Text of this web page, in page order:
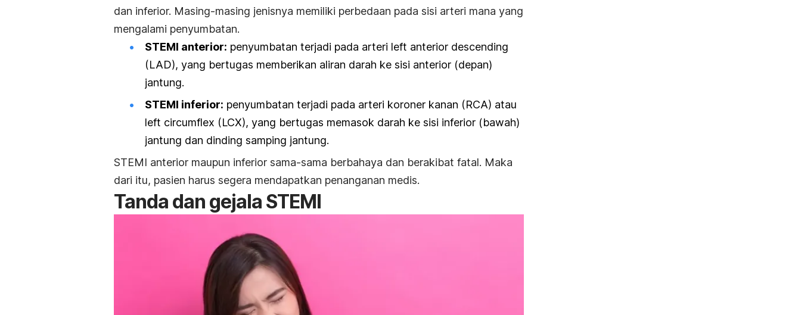
dan inferior. Masing-masing jenisnya memiliki perbedaan pada sisi arteri mana yang
mengalami penyumbatan.
STEMI anterior: penyumbatan terjadi pada arteri left anterior descending
(LAD), yang bertugas memberikan aliran darah ke sisi anterior (depan)
jantung.
STEMI inferior: penyumbatan terjadi pada arteri koroner kanan (RCA) atau
left circumflex (LCX), yang bertugas memasok darah ke sisi inferior (bawah)
jantung dan dinding samping jantung.
STEMI anterior maupun inferior sama-sama berbahaya dan berakibat fatal. Maka
dari itu, pasien harus segera mendapatkan penanganan medis.
Tanda dan gejala STEMI